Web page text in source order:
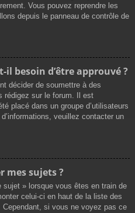
Vous pouvez reprendre les
depuis le panneau de contrôle de
besoin d’être approuvé ?
décider de soumettre à des
rédigez sur le forum. Il est
placé dans un groupe d’utilisateurs
veuillez contacter un
mes sujets ?
sujet » lorsque vous êtes en train de
celui-ci en haut de la liste des
si vous ne voyez pas ce